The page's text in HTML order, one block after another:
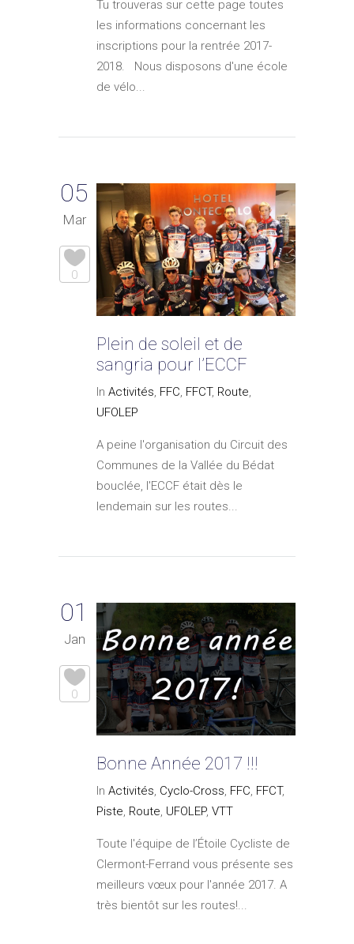
Tu trouveras sur cette page toutes
les informations concernant les
inscriptions pour la rentrée 2017-
2018. Nous disposons d'une école
de vélo...
05
Mar
0
Plein de soleil et de
sangria pour l’ECCF
In Activités, FFC, FFCT, Route,
UFOLEP
A peine l'organisation du Circuit des
Communes de la Vallée du Bédat
bouclée, l'ECCF était dès le
lendemain sur les routes...
01
Jan
0
Bonne Année 2017 !!!
In Activités, Cyclo-Cross, FFC, FFCT,
Piste, Route, UFOLEP, VTT
Toute l'équipe de l’Étoile Cycliste de
Clermont-Ferrand vous présente ses
meilleurs vœux pour l'année 2017. A
très bientôt sur les routes!...